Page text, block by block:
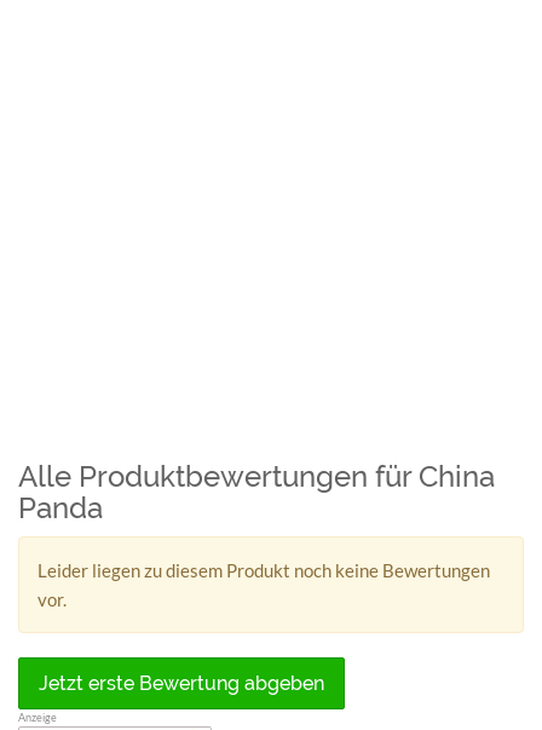
Alle Produktbewertungen für China
Panda
Leider liegen zu diesem Produkt noch keine Bewertungen
vor.
Jetzt erste Bewertung abgeben
Anzeige